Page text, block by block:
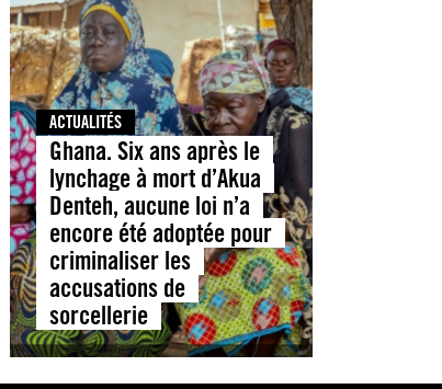
ACTUALITÉS
Ghana. Six ans après le
lynchage à mort d’Akua
Denteh, aucune loi n’a
encore été adoptée pour
criminaliser les
accusations de
sorcellerie